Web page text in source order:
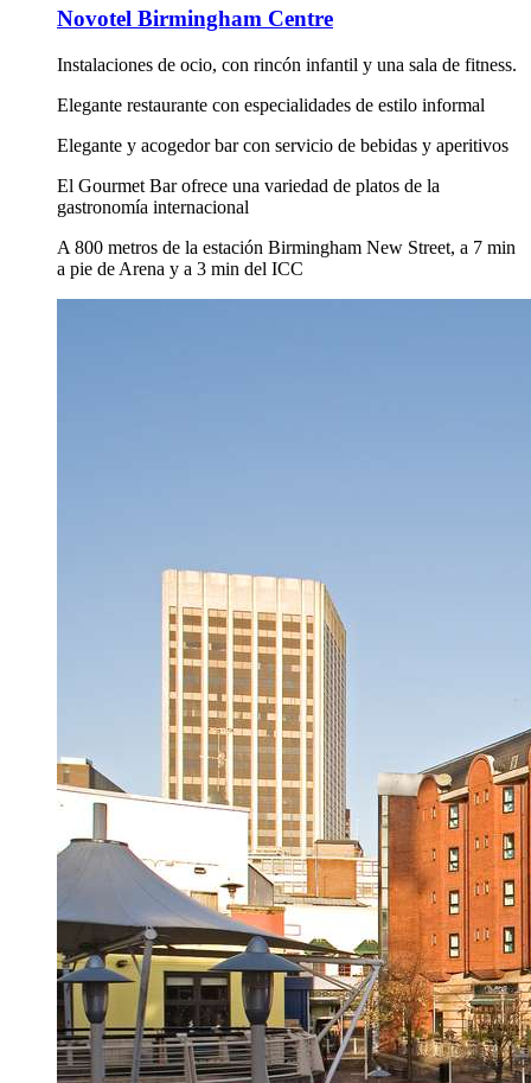
Novotel Birmingham Centre
Instalaciones de ocio, con rincón infantil y una sala de fitness.
Elegante restaurante con especialidades de estilo informal
Elegante y acogedor bar con servicio de bebidas y aperitivos
El Gourmet Bar ofrece una variedad de platos de la
gastronomía internacional
A 800 metros de la estación Birmingham New Street, a 7 min
a pie de Arena y a 3 min del ICC